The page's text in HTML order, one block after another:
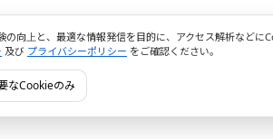
の向上と、最適な情報発信を目的に、アクセス解析などに
及び プライバシーポリシー をご確認ください。
なCookieのみ